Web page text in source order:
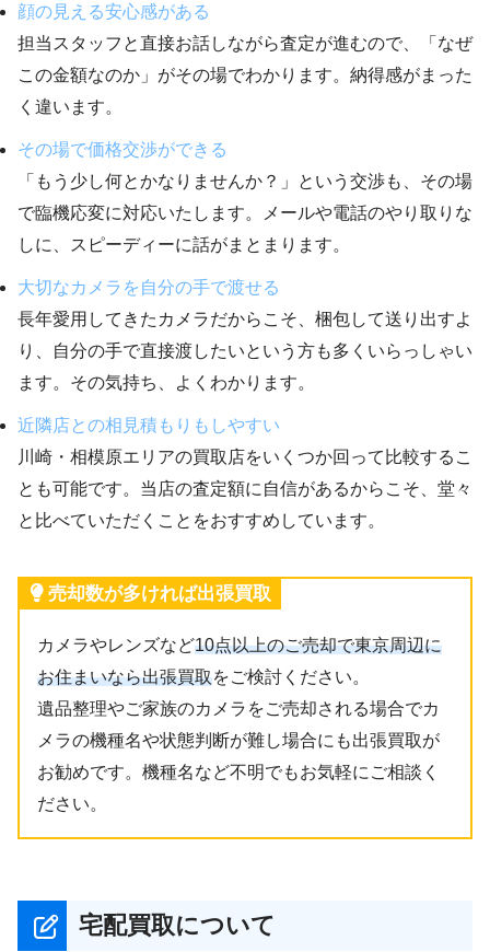
顔の見える安心感がある
担当スタッフと直接お話しながら査定が進むので、「なぜ
この金額なのか」がその場でわかります。納得感がまった
く違います。
その場で価格交渉ができる
「もう少し何とかなりませんか？」という交渉も、その場
で臨機応変に対応いたします。メールや電話のやり取りな
しに、スピーディーに話がまとまります。
大切なカメラを自分の手で渡せる
長年愛用してきたカメラだからこそ、梱包して送り出すよ
り、自分の手で直接渡したいという方も多くいらっしゃい
ます。その気持ち、よくわかります。
近隣店との相見積もりもしやすい
川崎・相模原エリアの買取店をいくつか回って比較するこ
とも可能です。当店の査定額に自信があるからこそ、堂々
と比べていただくことをおすすめしています。
売却数が多ければ出張買取
カメラやレンズなど10点以上のご売却で東京周辺に
お住まいなら出張買取をご検討ください。
遺品整理やご家族のカメラをご売却される場合でカ
メラの機種名や状態判断が難し場合にも出張買取が
お勧めです。機種名など不明でもお気軽にご相談く
ださい。
宅配買取について